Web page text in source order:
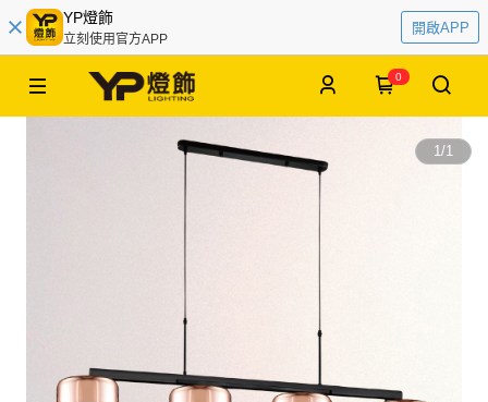
YP燈飾
立刻使用官方APP
開啟APP
0
1/1